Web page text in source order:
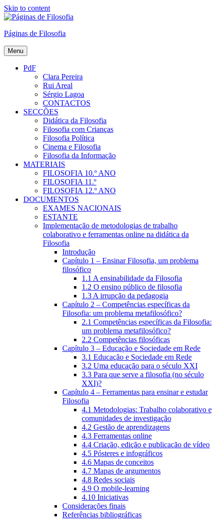
Skip to content
Páginas de Filosofia
Menu
PdF
Clara Pereira
Rui Areal
Sérgio Lagoa
CONTACTOS
SECÇÕES
Didática da Filosofia
Filosofia com Crianças
Filosofia Política
Cinema e Filosofia
Filosofia da Informação
MATERIAIS
FILOSOFIA 10.º ANO
FILOSOFIA 11.º
FILOSOFIA 12.º ANO
DOCUMENTOS
EXAMES NACIONAIS
ESTANTE
Implementação de metodologias de trabalho
colaborativo e ferramentas online na didática da
Filosofia
Introdução
Capítulo 1 – Ensinar Filosofia, um problema
filosófico
1.1 A ensinabilidade da Filosofia
1.2 O ensino público de filosofia
1.3 A irrupção da pedagogia
Capítulo 2 – Competências específicas da
Filosofia: um problema metafilosófico?
2.1 Competências específicas da Filosofia:
um problema metafilosófico?
2.2 Competências filosóficas
Capítulo 3 – Educação e Sociedade em Rede
3.1 Educação e Sociedade em Rede
3.2 Uma educação para o século XXI
3.3 Para que serve a filosofia (no século
XXI)?
Capítulo 4 – Ferramentas para ensinar e estudar
Filosofia
4.1 Metodologias: Trabalho colaborativo e
comunidades de investigação
4.2 Gestão de aprendizagens
4.3 Ferramentas online
4.4 Criação, edição e publicação de vídeo
4.5 Pósteres e infográficos
4.6 Mapas de conceitos
4.7 Mapas de argumentos
4.8 Redes sociais
4.9 O mobile-learning
4.10 Iniciativas
Considerações finais
Referências bibliográficas